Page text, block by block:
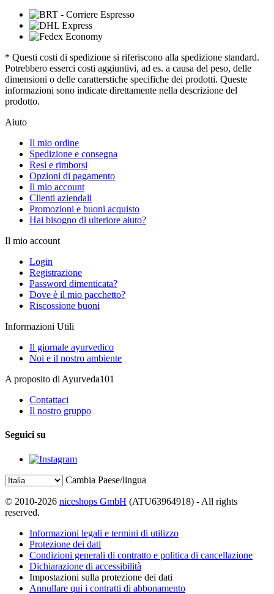
* Questi costi di spedizione si riferiscono alla spedizione standard.
Potrebbero esserci costi aggiuntivi, ad es. a causa del peso, delle
dimensioni o delle caratterstiche specifiche dei prodotti. Queste
informazioni sono indicate direttamente nella descrizione del
prodotto.
Aiuto
Il mio ordine
Spedizione e consegna
Resi e rimborsi
Opzioni di pagamento
Il mio account
Clienti aziendali
Promozioni e buoni acquisto
Hai bisogno di ulteriore aiuto?
Il mio account
Login
Registrazione
Password dimenticata?
Dove è il mio pacchetto?
Riscossione buoni
Informazioni Utili
Il giornale ayurvedico
Noi e il nostro ambiente
A proposito di Ayurveda101
Contattaci
Il nostro gruppo
Seguici su
Cambia Paese/lingua
© 2010-2026 niceshops GmbH (ATU63964918) - All rights
reserved.
Informazioni legali e termini di utilizzo
Protezione dei dati
Condizioni generali di contratto e politica di cancellazione
Dichiarazione di accessibilità
Impostazioni sulla protezione dei dati
Annullare qui i contratti di abbonamento